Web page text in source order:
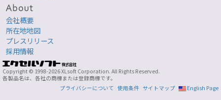
会社概要
所在地地図
プレスリリース
採用情報
Copyright © 1998-2026 XLsoft Corporation. All Rights Reserved.
各製品名は、各社の商標または登録商標です。
プライバシーについて 使用条件 サイトマップ English Page